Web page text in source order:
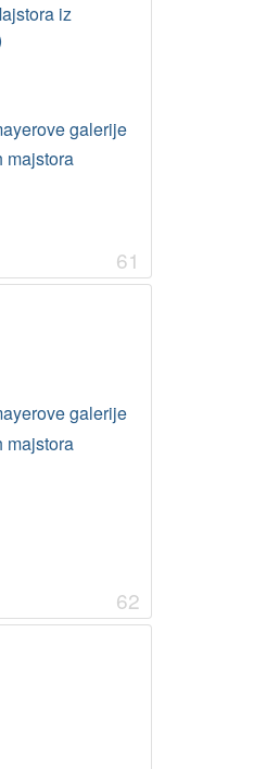
iz
galerije
majstora
61
galerije
majstora
62